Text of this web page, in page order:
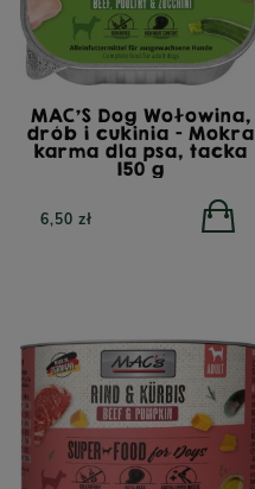
MAC'S Dog Wołowina,
drób i cukinia - Mokra
karma dla psa, tacka
150 g
6,50 zł